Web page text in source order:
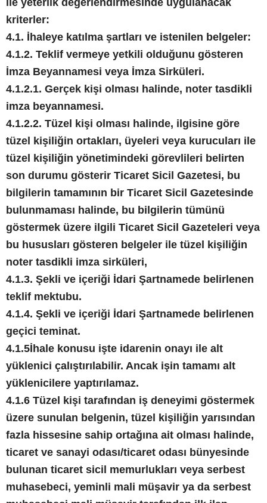
kriterler:
4.1. İhaleye katılma şartları ve istenilen belgeler:
4.1.2. Teklif vermeye yetkili olduğunu gösteren
İmza Beyannamesi veya İmza Sirküleri.
4.1.2.1. Gerçek kişi olması halinde, noter tasdikli
imza beyannamesi.
4.1.2.2. Tüzel kişi olması halinde, ilgisine göre
tüzel kişiliğin ortakları, üyeleri veya kurucuları ile
tüzel kişiliğin yönetimindeki görevlileri belirten
son durumu gösterir Ticaret Sicil Gazetesi, bu
bilgilerin tamamının bir Ticaret Sicil Gazetesinde
bulunmaması halinde, bu bilgilerin tümünü
göstermek üzere ilgili Ticaret Sicil Gazeteleri veya
bu hususları gösteren belgeler ile tüzel kişiliğin
noter tasdikli imza sirküleri,
4.1.3. Şekli ve içeriği İdari Şartnamede belirlenen
teklif mektubu.
4.1.4. Şekli ve içeriği İdari Şartnamede belirlenen
geçici teminat.
4.1.5İhale konusu işte idarenin onayı ile alt
yüklenici çalıştırılabilir. Ancak işin tamamı alt
yüklenicilere yaptırılamaz.
4.1.6 Tüzel kişi tarafından iş deneyimi göstermek
üzere sunulan belgenin, tüzel kişiliğin yarısından
fazla hissesine sahip ortağına ait olması halinde,
ticaret ve sanayi odası/ticaret odası bünyesinde
bulunan ticaret sicil memurlukları veya serbest
muhasebeci, yeminli mali müşavir ya da serbest